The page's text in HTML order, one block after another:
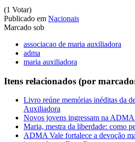
(1 Votar)
Publicado em Nacionais
Marcado sob
associacao de maria auxiliadora
adma
maria auxiliadora
Itens relacionados (por
Livro reúne memórias inéditas da
Auxiliadora
Novos jovens ingressam na
Maria, mestra da liberdade: como
ADMA Vale fortalece a devoção